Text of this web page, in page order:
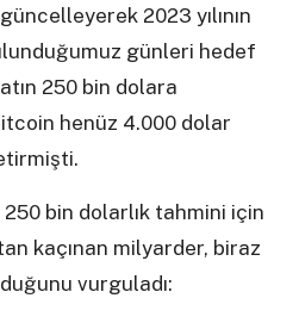
2023 yılının
günleri hedef
250 bin dolara
henüz 4.000 dolar
250 bin dolarlık tahmini için
kaçınan milyarder, biraz
vurguladı: